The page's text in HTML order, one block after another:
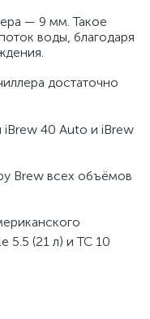
— 9 мм. Такое
воды, благодаря
достаточно
iBrew 40 Auto и iBrew
Brew всех объёмов
5.5 (21 л) и ТС 10